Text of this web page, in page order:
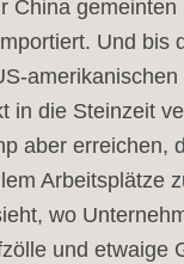
China
Und
in die Steinzeit
aber erreichen,
Arbeitsplätze
wo
und etwaige